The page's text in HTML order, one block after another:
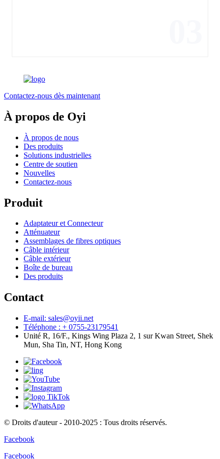
Contactez-nous dès maintenant
À propos de Oyi
À propos de nous
Des produits
Solutions industrielles
Centre de soutien
Nouvelles
Contactez-nous
Produit
Adaptateur et Connecteur
Atténuateur
Assemblages de fibres optiques
Câble intérieur
Câble extérieur
Boîte de bureau
Des produits
Contact
E-mail: sales@oyii.net
Téléphone : + 0755-23179541
Unité R, 16/F., Kings Wing Plaza 2, 1 sur Kwan Street, Shek
Mun, Sha Tin, NT, Hong Kong
© Droits d'auteur - 2010-2025 : Tous droits réservés.
Facebook
Facebook